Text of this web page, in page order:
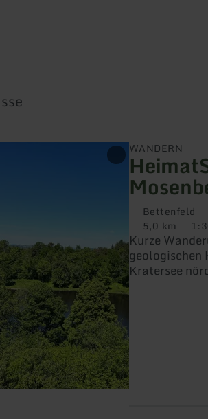
WANDERN
Bettenfeld
Distanz:
5,0 km Dauer:
Kurze
geologischen
Kratersee